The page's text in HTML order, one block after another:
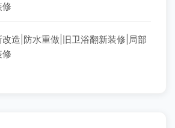
造|防水重做|旧卫浴翻新装修|局部